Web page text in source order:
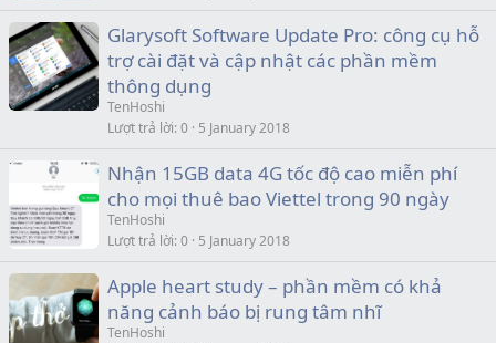
Glarysoft Software Update Pro: công cụ hỗ
trợ cài đặt và cập nhật các phần mềm
thông dụng
TenHoshi
Lượt trả lời 0 5 January 2018
Nhận 15GB data 4G tốc độ cao miễn phí
cho mọi thuê bao Viettel trong 90 ngày
TenHoshi
Lượt trả lời 0 5 January 2018
Apple heart study – phần mềm có khả
năng cảnh báo bị rung tâm nhĩ
TenHoshi